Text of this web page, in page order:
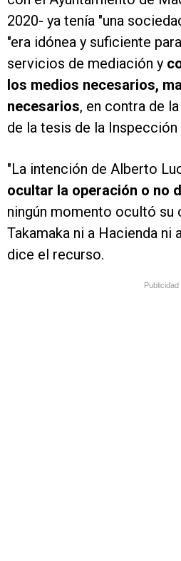
2020- ya tenía "una
"era idónea y suficiente
servicios de mediación y
los medios necesarios,
necesarios, en contra de
de la tesis de la Inspección
"La intención de Alberto
ocultar la operación o no
ningún momento ocultó su
Takamaka ni a Hacienda
dice el recurso.
Publicidad